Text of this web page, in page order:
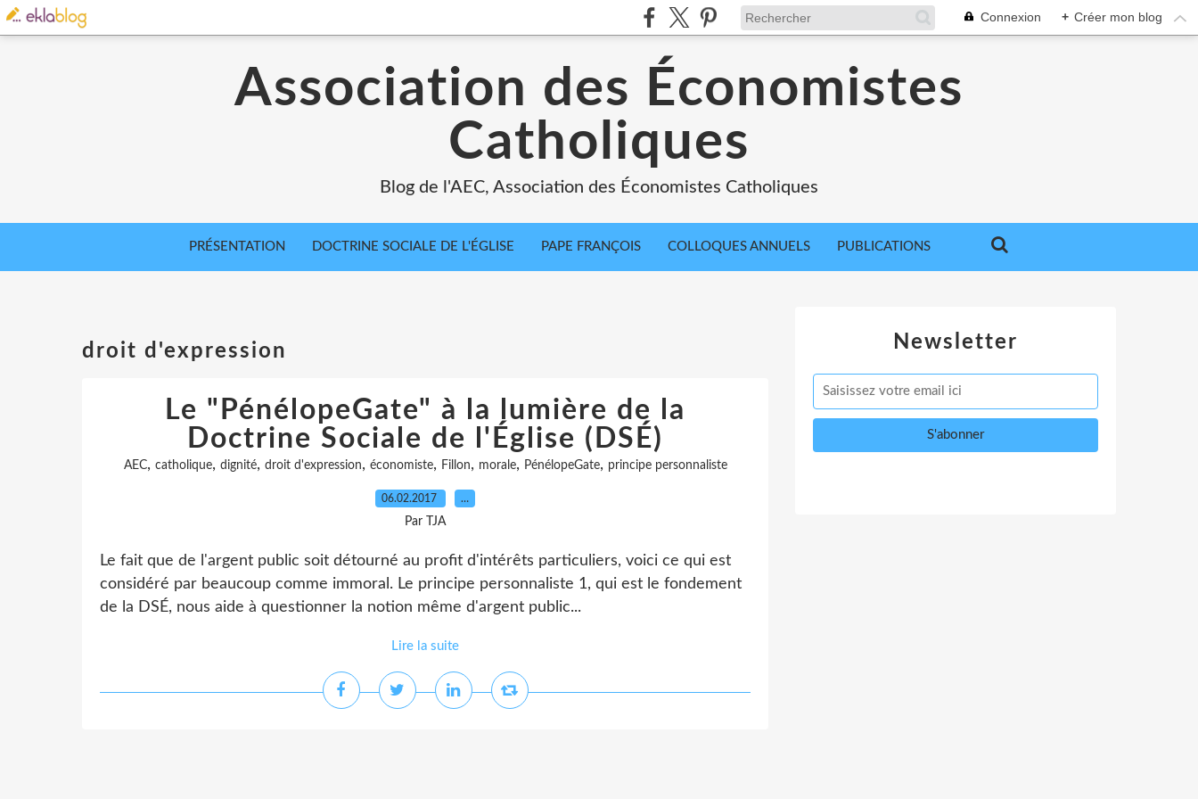
Connexion + Créer mon blog
Association des Économistes
Catholiques
Blog de l'AEC, Association des Économistes Catholiques
PRÉSENTATION DOCTRINE SOCIALE DE L'ÉGLISE PAPE FRANÇOIS COLLOQUES ANNUELS PUBLICATIONS
droit d'expression
Le "PénélopeGate" à la lumière de la
Doctrine Sociale de l'Église (DSÉ)
AEC, catholique, dignité, droit d'expression, économiste, Fillon, morale, PénélopeGate, principe personnaliste
06.02.2017 …
Par TJA
Le fait que de l'argent public soit détourné au profit d'intérêts particuliers, voici ce qui est
considéré par beaucoup comme immoral. Le principe personnaliste 1, qui est le fondement
de la DSÉ, nous aide à questionner la notion même d'argent public...
Lire la suite
Newsletter